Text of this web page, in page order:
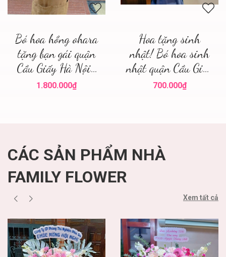
Bó hoa hồng ohara
tặng bạn gái quận
Cầu Giấy Hà Nội ,
điện hoa hà nội
1.800.000₫
Hoa tặng sinh
nhật! Bó hoa sinh
nhật quận Cầu Giấy
! Family flower hoa
700.000₫
CÁC SẢN PHẨM NHÀ
FAMILY FLOWER
Xem tất cả